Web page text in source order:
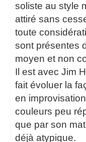
soliste au style
attiré sans
toute
sont présentes
moyen et non
Il est avec Jim
fait évoluer la
en
couleurs peu
que par son
déjà atypique.